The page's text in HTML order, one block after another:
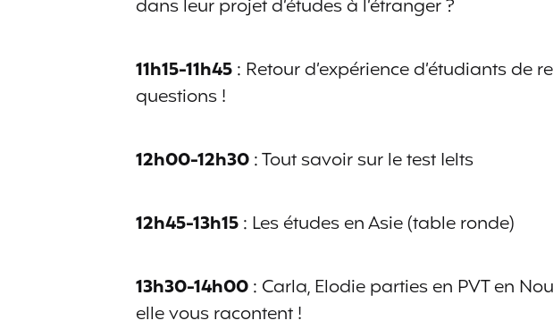
dans leur projet d’études à l’étranger ?
11h15-11h45: Retour d’expérience d’étudiants de
questions !
12h00-12h30: Tout savoir sur le test Ielts
12h45-13h15: Les études en Asie (table ronde)
13h30-14h00: Carla, Elodie parties en PVT en
elle vous racontent !